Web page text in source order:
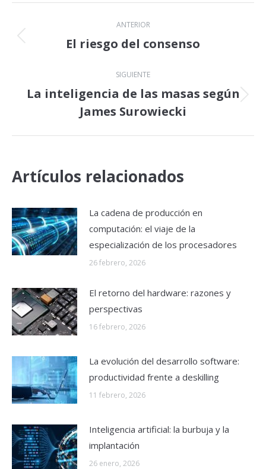
Navegación
entre
publicaciones
ANTERIOR
Publicación
El riesgo del consenso
SIGUIENTE
Publicación
siguiente:
La inteligencia de las masas según
James Surowiecki
Artículos relacionados
La cadena de producción en
computación: el viaje de la
especialización de los procesadores
26 febrero, 2026
El retorno del hardware: razones y
perspectivas
16 febrero, 2026
La evolución del desarrollo software:
productividad frente a deskilling
11 febrero, 2026
Inteligencia artificial: la burbuja y la
implantación
26 enero, 2026